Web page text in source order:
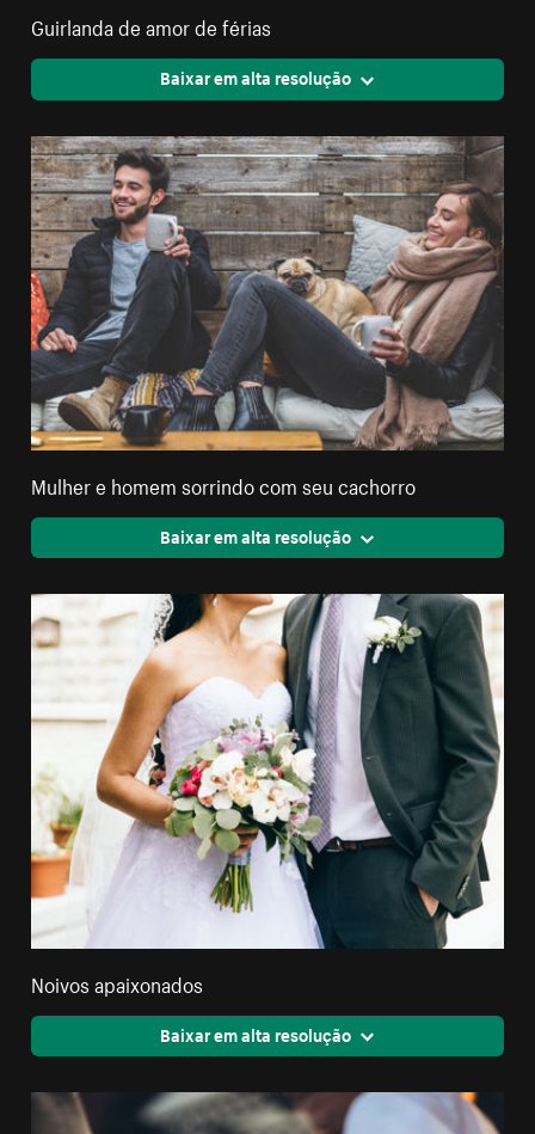
Guirlanda de amor de férias
Baixar em alta resolução
Mulher e homem sorrindo com seu cachorro
Baixar em alta resolução
Noivos apaixonados
Baixar em alta resolução